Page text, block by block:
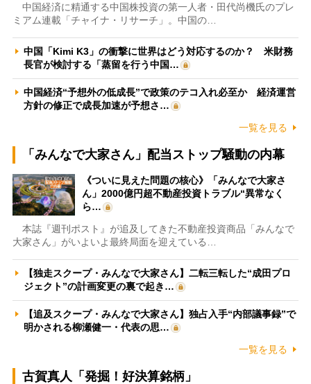
中国経済に精通する中国株投資の第一人者・田代尚機氏のプレ
ミアム連載「チャイナ・リサーチ」。中国の…
中国「Kimi K3」の衝撃に世界はどう対応するのか？ 米財務
長官が検討する「蒸留を行う中国…
中国経済“予想外の低成長”で政策のテコ入れ必至か 経済運営
方針の修正で成長加速が予想さ…
一覧を見る
「みんなで大家さん」配当ストップ騒動の内幕
《ついに見えた問題の核心》「みんなで大家さ
ん」2000億円超不動産投資トラブル“異常なく
ら…
本誌『週刊ポスト』が追及してきた不動産投資商品「みんなで
大家さん」がいよいよ最終局面を迎えている…
【独走スクープ・みんなで大家さん】二転三転した“成田プロ
ジェクト”の計画変更の裏で起き…
【追及スクープ・みんなで大家さん】独占入手“内部議事録”で
明かされる柳瀬健一・代表の思…
一覧を見る
古賀真人「発掘！好決算銘柄」